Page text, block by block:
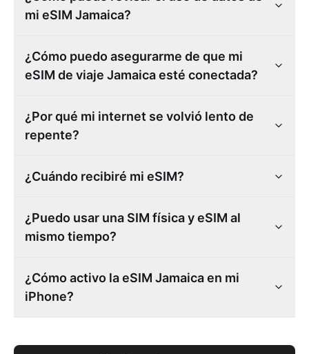
mi eSIM Jamaica?
¿Cómo puedo asegurarme de que mi
eSIM de viaje Jamaica esté conectada?
¿Por qué mi internet se volvió lento de
repente?
¿Cuándo recibiré mi eSIM?
¿Puedo usar una SIM física y eSIM al
mismo tiempo?
¿Cómo activo la eSIM Jamaica en mi
iPhone?